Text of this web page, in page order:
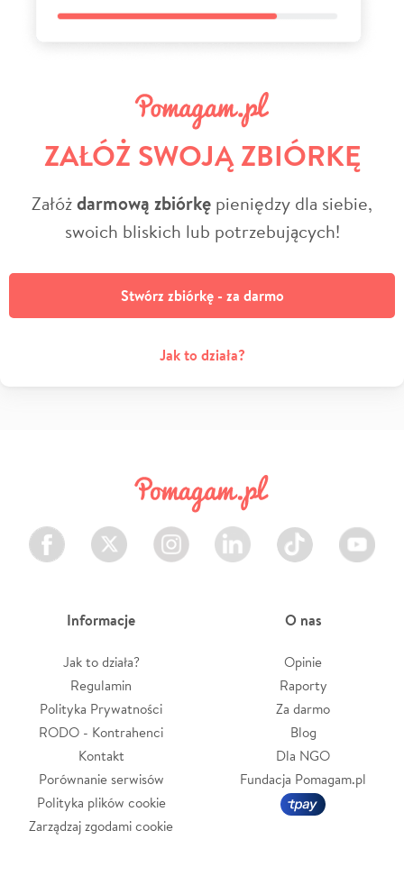
ZAŁÓŻ SWOJĄ ZBIÓRKĘ
Załóżdarmową zbiórkę pieniędzy dla siebie,
swoich bliskich lub potrzebujących!
Stwórz zbiórkę - za darmo
Jak to działa?
Facebook Twitter Instagram LinkedIn TikTok Youtube
Informacje
Jak to działa?
Regulamin
Polityka Prywatności
RODO - Kontrahenci
Kontakt
Porównanie serwisów
Polityka plików cookie
Zarządzaj zgodami cookie
O nas
Opinie
Raporty
Za darmo
Blog
Dla NGO
Fundacja Pomagam.pl